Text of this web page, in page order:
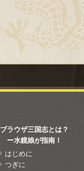
ブラウザ三国志とは？
ー水鏡娘が指南！
はじめに
つぎに